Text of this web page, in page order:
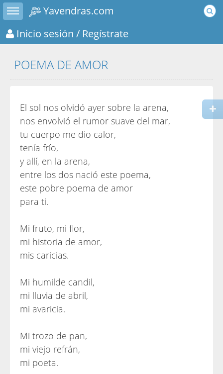
Toggle sidebar
Yavendras.com
Inicio sesión / Regístrate
POEMA DE AMOR
El sol nos olvidó ayer sobre la arena,
nos envolvió el rumor suave del mar,
tu cuerpo me dio calor,
tenía frío,
y allí, en la arena,
entre los dos nació este poema,
este pobre poema de amor
para ti.
Mi fruto, mi flor,
mi historia de amor,
mis caricias.
Mi humilde candil,
mi lluvia de abril,
mi avaricia.
Mi trozo de pan,
mi viejo refrán,
mi poeta.